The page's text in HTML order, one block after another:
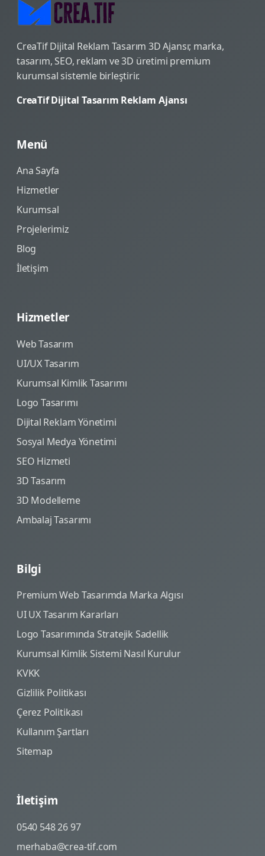
CreaTif Dijital Reklam Tasarım 3D Ajansı; marka,
tasarım, SEO, reklam ve 3D üretimi premium
kurumsal sistemle birleştirir.
CreaTif Dijital Tasarım Reklam Ajansı
Menü
Ana Sayfa
Hizmetler
Kurumsal
Projelerimiz
Blog
İletişim
Hizmetler
Web Tasarım
UI/UX Tasarım
Kurumsal Kimlik Tasarımı
Logo Tasarımı
Dijital Reklam Yönetimi
Sosyal Medya Yönetimi
SEO Hizmeti
3D Tasarım
3D Modelleme
Ambalaj Tasarımı
Bilgi
Premium Web Tasarımda Marka Algısı
UI UX Tasarım Kararları
Logo Tasarımında Stratejik Sadellik
Kurumsal Kimlik Sistemi Nasıl Kurulur
KVKK
Gizlilik Politikası
Çerez Politikası
Kullanım Şartları
Sitemap
İletişim
0540 548 26 97
merhaba@crea-tif.com